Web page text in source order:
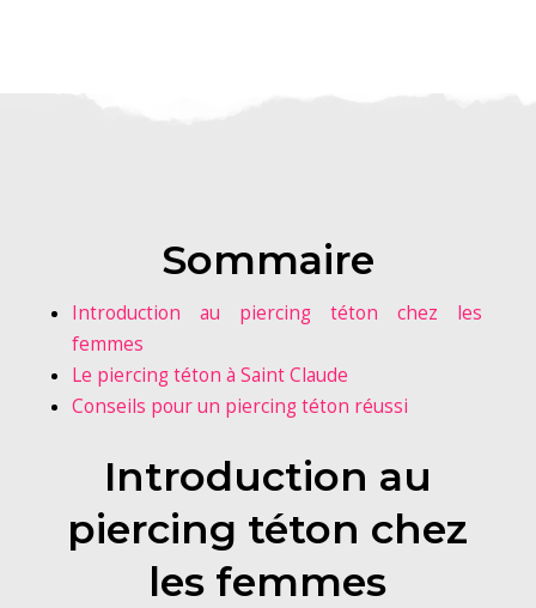
Sommaire
Introduction au piercing téton chez les
femmes
Le piercing téton à Saint Claude
Conseils pour un piercing téton réussi
Introduction au
piercing téton chez
les femmes